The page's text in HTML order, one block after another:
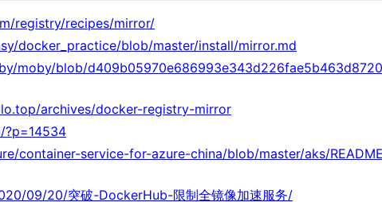
registry/recipes/mirror/
docker_practice/blob/master/install/mirror.md
moby/blob/
archives/docker-registry-mirror
?p=14534
container-service-for-azure-china/blob/master/aks/
09/20/突破-DockerHub-限制全镜像加速服务/